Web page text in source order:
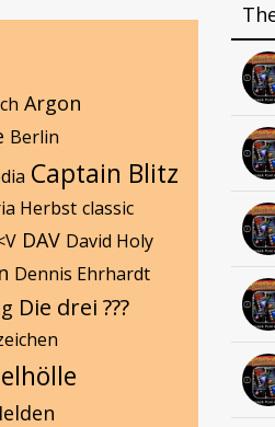
Argon
Berlin
Captain Blitz
Herbst classic
DAV David Holy
Dennis Ehrhardt
Die drei ???